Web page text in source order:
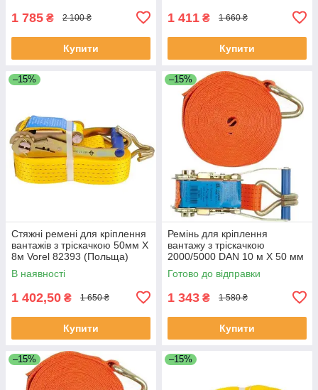
1 785 ₴ 2 100 ₴
Купити
1 411 ₴ 1 660 ₴
Купити
–15%
Стяжні ремені для кріплення
вантажів з тріскачкою 50мм Х
8м Vorel 82393 (Польща)
В наявності
1 402,50 ₴ 1 650 ₴
Купити
–15%
Ремінь для кріплення
вантажу з тріскачкою
2000/5000 DAN 10 м Х 50 мм
Vorel 82388 (Польща)
Готово до відправки
1 343 ₴ 1 580 ₴
Купити
–15% –15%